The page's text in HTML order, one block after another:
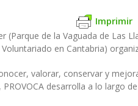
Imprimir
de la Vaguada de Las
en Cantabria)
valorar, conservar y
desarrolla a lo largo